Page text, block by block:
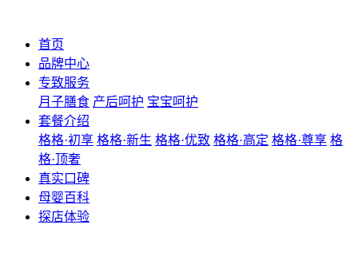
首页
品牌中心
专致服务
月子膳食 产后呵护 宝宝呵护
套餐介绍
格格·初享 格格·新生 格格·优致 格格·高定 格格·尊享 格
格·顶奢
真实口碑
母婴百科
探店体验